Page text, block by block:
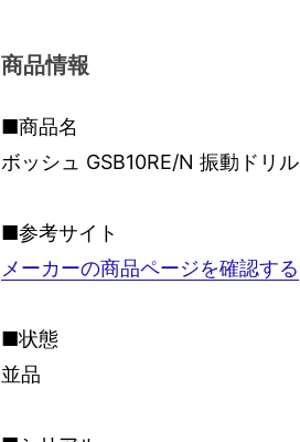
商品情報
■商品名
ボッシュ GSB10RE/N 振動ドリル
■参考サイト
メーカーの商品ページを確認する
■状態
並品